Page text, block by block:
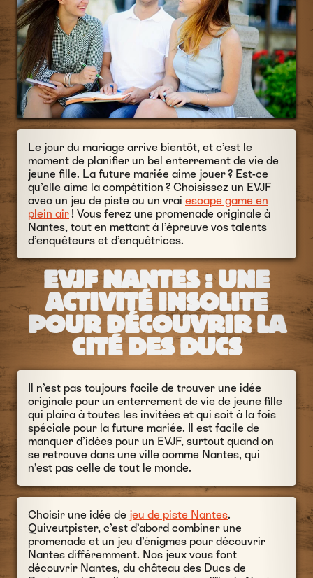
Le jour du mariage arrive bientôt, et c’est le
moment de planifier un bel enterrement de vie de
jeune fille. La future mariée aime jouer ? Est-ce
qu’elle aime la compétition ? Choisissez un EVJF
avec un jeu de piste ou un vrai escape game en
plein air ! Vous ferez une promenade originale à
Nantes, tout en mettant à l’épreuve vos talents
d’enquêteurs et d’enquêtrices.
EVJF NANTES : UNE
ACTIVITÉ INSOLITE
POUR DÉCOUVRIR LA
CITÉ DES DUCS
Il n’est pas toujours facile de trouver une idée
originale pour un enterrement de vie de jeune fille
qui plaira à toutes les invitées et qui soit à la fois
spéciale pour la future mariée. Il est facile de
manquer d’idées pour un EVJF, surtout quand on
se retrouve dans une ville comme Nantes, qui
n’est pas celle de tout le monde.
Choisir une idée de jeu de piste Nantes.
Quiveutpister, c’est d’abord combiner une
promenade et un jeu d’énigmes pour découvrir
Nantes différemment. Nos jeux vous font
découvrir Nantes, du château des Ducs de